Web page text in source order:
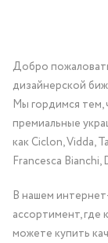
Добро
дизайнерской
Мы гордимся тем,
премиальные
как Ciclon, Vidda,
Francesca
В нашем
ассортимент, где
можете купить